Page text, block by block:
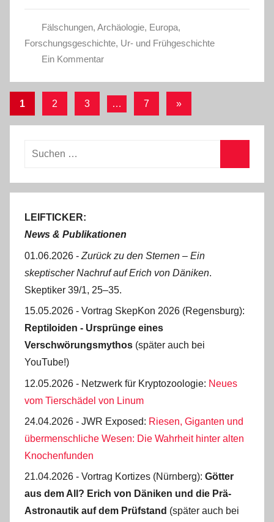
Fälschungen, Archäologie, Europa,
Forschungsgeschichte, Ur- und Frühgeschichte
Ein Kommentar
Seitennummerierung
der
Beiträge
1 2 3 … 7
Nächste
»
Suchen
LEIFTICKER:
News & Publikationen
01.06.2026 - Zurück zu den Sternen ‒ Ein
skeptischer Nachruf auf Erich von Däniken.
Skeptiker 39/1, 25‒35.
15.05.2026 - Vortrag SkepKon 2026 (Regensburg):
Reptiloiden - Ursprünge eines
Verschwörungsmythos (später auch bei
YouTube!)
12.05.2026 - Netzwerk für Kryptozoologie: Neues
vom Tierschädel von Linum
24.04.2026 - JWR Exposed: Riesen, Giganten und
übermenschliche Wesen: Die Wahrheit hinter alten
Knochenfunden
21.04.2026 - Vortrag Kortizes (Nürnberg): Götter
aus dem All? Erich von Däniken und die Prä-
Astro­nautik auf dem Prüf­stand (später auch bei